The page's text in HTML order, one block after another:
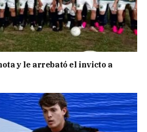
y le arrebató el invicto a